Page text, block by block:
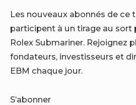
Les nouveaux abonnés de ce
participent à un tirage au sort
Rolex Submariner. Rejoignez
fondateurs, investisseurs et
EBM chaque jour.
S’abonner